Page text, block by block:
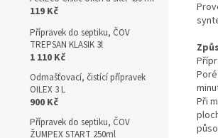
119 Kč
Přípravek do septiku, ČOV
TREPSAN KLASIK 3l
1 110 Kč
Odmašťovací, čistící přípravek
OILEX 3 L
900 Kč
Přípravek do septiku, ČOV
ŽUMPEX START 250ml
Při